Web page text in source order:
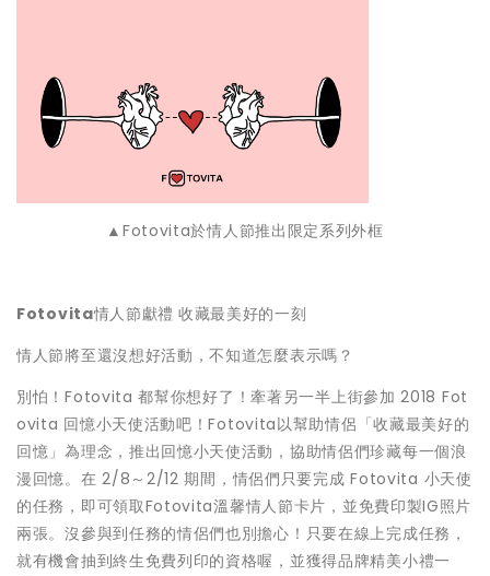
▲Fotovita於情人節推出限定系列外框
Fotovita情人節獻禮 收藏最美好的一刻
情人節將至還沒想好活動，不知道怎麼表示嗎？
別怕！Fotovita 都幫你想好了！牽著另一半上街參加 2018 Fot
ovita 回憶小天使活動吧！Fotovita以幫助情侶「收藏最美好的
回憶」為理念，推出回憶小天使活動，協助情侶們珍藏每一個浪
漫回憶。在 2/8～2/12 期間，情侶們只要完成 Fotovita 小天使
的任務，即可領取Fotovita溫馨情人節卡片，並免費印製IG照片
兩張。沒參與到任務的情侶們也別擔心！只要在線上完成任務，
就有機會抽到終生免費列印的資格喔，並獲得品牌精美小禮一